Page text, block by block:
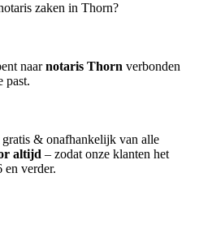
zaken in Thorn?
naarnotaris Thorn verbonden
past.
& onafhankelijk van alle
altijd – zodat onze klanten het
en verder.